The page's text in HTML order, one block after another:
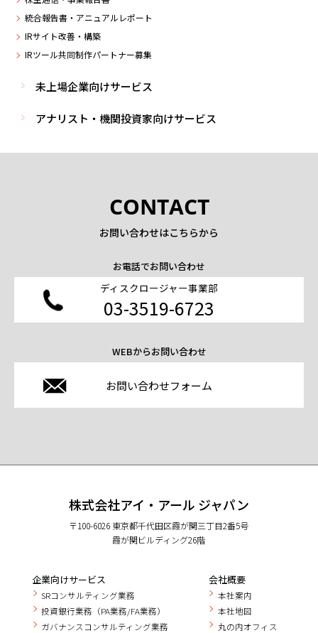
統合報告書・アニュアルレポート
IRサイト改善・構築
IRツール共同制作パートナー募集
未上場企業向けサービス
アナリスト・機関投資家向けサービス
CONTACT
お問い合わせはこちらから
お電話でお問い合わせ
ディスクロージャー事業部
03-3519-6723
WEBからお問い合わせ
お問い合わせフォーム
株式会社アイ・アール ジャパン
〒100-6026 東京都千代田区霞が関三丁目2番5号
霞が関ビルディング26階
企業向けサービス
SRコンサルティング業務
投資銀行業務（PA業務/FA業務）
ガバナンスコンサルティング業務
会社概要
本社案内
本社地図
丸の内オフィス